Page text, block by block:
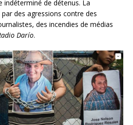
indéterminé de détenus. La
des agressions contre des
des incendies de médias
Darío.